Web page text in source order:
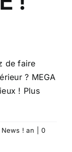
de faire
? MEGA
! Plus
News ! an
0